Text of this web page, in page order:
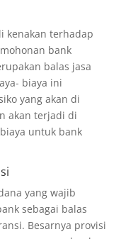
kenakan terhadap
bank
balas jasa
biaya ini
yang akan di
akan terjadi di
untuk bank
yang wajib
sebagai balas
Besarnya provisi